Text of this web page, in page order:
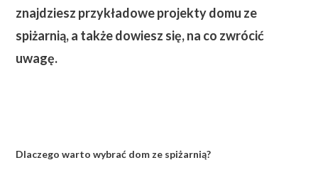
znajdziesz przykładowe projekty domu ze
spiżarnią, a także dowiesz się, na co zwrócić
uwagę.
Dlaczego warto wybrać dom ze spiżarnią?